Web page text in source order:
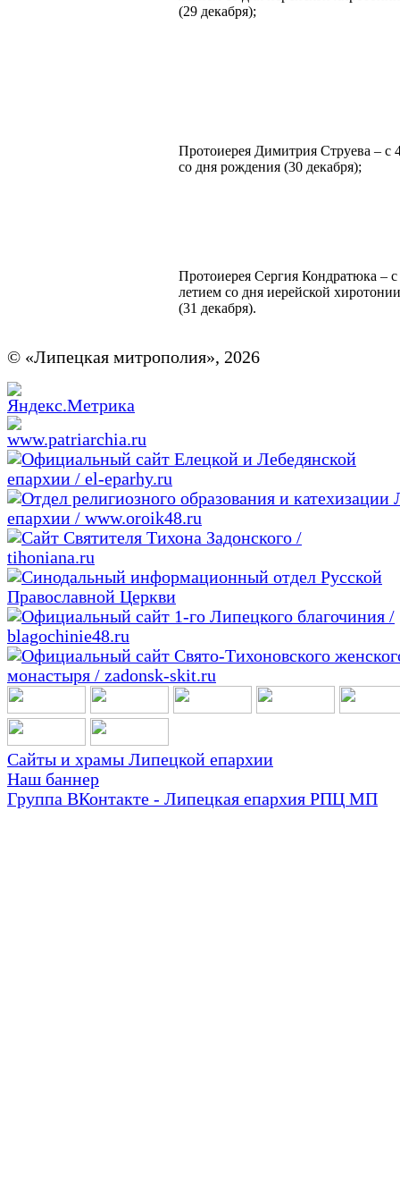
(29 декабря);
Протоиерея Димитрия Струева – с
со дня рождения (30 декабря);
Протоиерея Сергия Кондратюка – с
летием со дня иерейской хиротонии
(31 декабря).
© «Липецкая митрополия», 2026
Сайты и храмы Липецкой епархии
Наш баннер
Группа ВКонтакте - Липецкая епархия РПЦ МП